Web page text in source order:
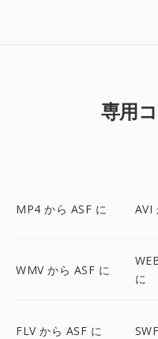
専用
MP4 から ASF に AVI
WMV から ASF に
に
FLV から ASF に